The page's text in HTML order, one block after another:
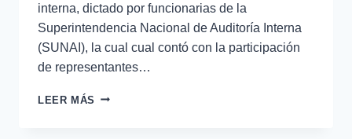
interna, dictado por funcionarias de la
Superintendencia Nacional de Auditoría Interna
(SUNAI), la cual cual contó con la participación
de representantes…
LEER MÁS